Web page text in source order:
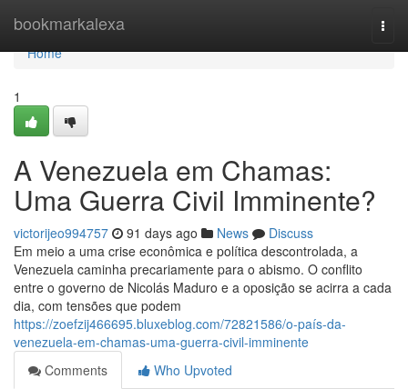
bookmarkalexa
Home
Home
1
A Venezuela em Chamas:
Uma Guerra Civil Imminente?
victorijeo994757 91 days ago News
Discuss
Em meio a uma crise econômica e política descontrolada, a
Venezuela caminha precariamente para o abismo. O conflito
entre o governo de Nicolás Maduro e a oposição se acirra a cada
dia, com tensões que podem
https://zoefzij466695.bluxeblog.com/72821586/o-país-da-
venezuela-em-chamas-uma-guerra-civil-imminente
Comments
Who Upvoted